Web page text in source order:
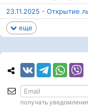
23.11.2025 - Открытие
еще
получать